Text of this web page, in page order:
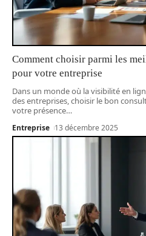
Comment choisir parmi les
pour votre entreprise
Dans un monde où la visibilité en
des entreprises, choisir le bon
votre présence…
Entreprise 13 décembre 2025